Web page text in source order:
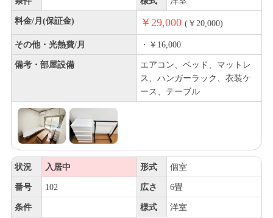
料金/月(保証金) ￥29,000 (￥20,000)
その他・光熱費/月 ・￥16,000
備考・部屋設備
エアコン、ベッド、マットレ
ス、ハンガーラック、衣装ケ
ース、テーブル
状況 入居中 形式 個室
番号 102 広さ 6畳
条件 様式 洋室